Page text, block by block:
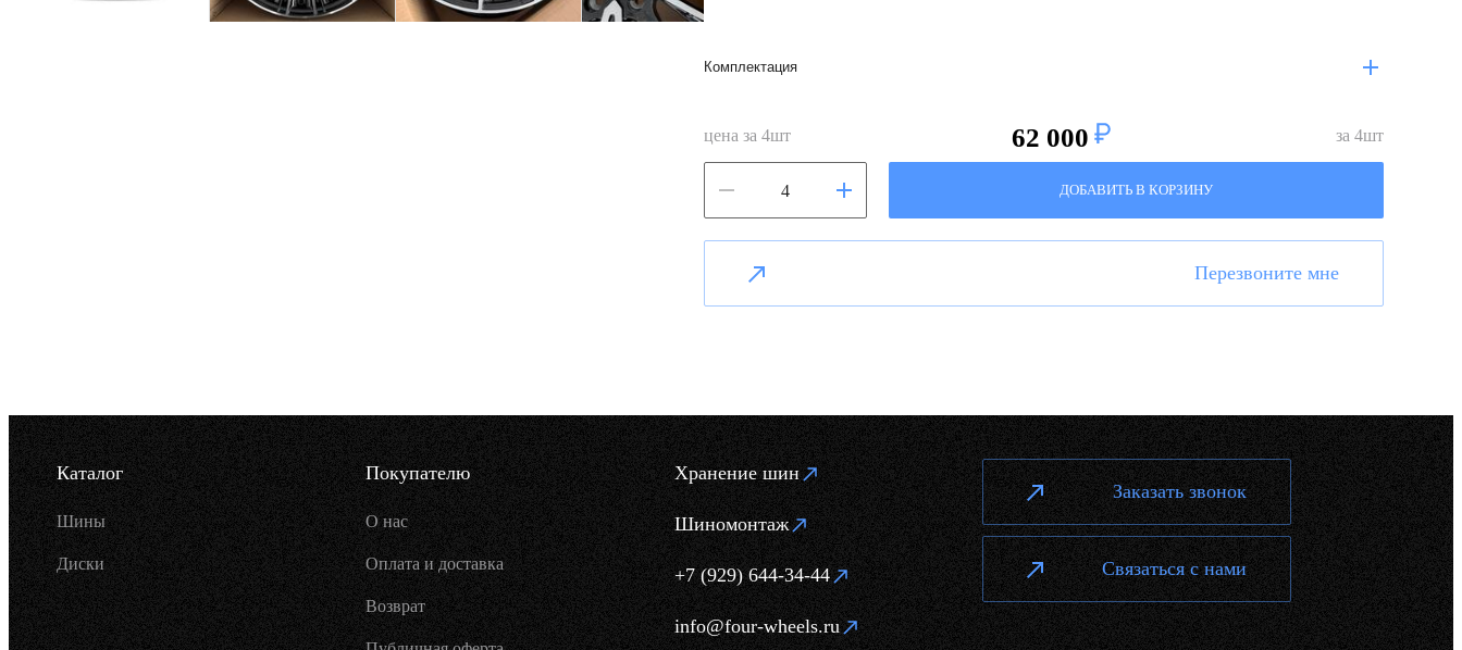
Комплектация
цена за 4шт 62 000 за 4шт
ДОБАВИТЬ В КОРЗИНУ
Перезвоните мне
Каталог
Шины
Диски
Покупателю
О нас
Оплата и доставка
Возврат
Хранение шин
Шиномонтаж
+7 (929) 644-34-44
info@four-wheels.ru
Заказать звонок
Связаться с нами